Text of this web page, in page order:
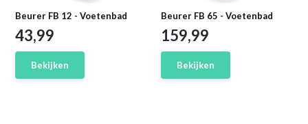
Beurer FB 12 - Voetenbad
43,99
Bekijken
Beurer FB 65 - Voetenbad
159,99
Bekijken